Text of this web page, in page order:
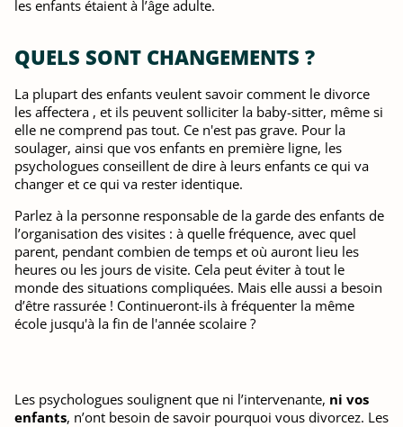
les enfants étaient à l’âge adulte.
QUELS SONT CHANGEMENTS ?
La plupart des enfants veulent savoir comment le divorce
les affectera , et ils peuvent solliciter la baby-sitter, même si
elle ne comprend pas tout. Ce n'est pas grave. Pour la
soulager, ainsi que vos enfants en première ligne, les
psychologues conseillent de dire à leurs enfants ce qui va
changer et ce qui va rester identique.
Parlez à la personne responsable de la garde des enfants de
l’organisation des visites : à quelle fréquence, avec quel
parent, pendant combien de temps et où auront lieu les
heures ou les jours de visite. Cela peut éviter à tout le
monde des situations compliquées. Mais elle aussi a besoin
d’être rassurée ! Continueront-ils à fréquenter la même
école jusqu'à la fin de l'année scolaire ?
Les psychologues soulignent que ni l’intervenante, ni vos
enfants, n’ont besoin de savoir pourquoi vous divorcez. Les